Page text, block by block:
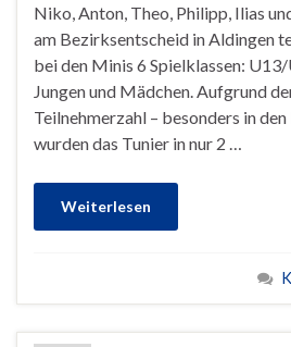
Niko, Anton, Theo, Philipp, Ilias
am Bezirksentscheid in Aldingen
bei den Minis 6 Spielklassen:
Jungen und Mädchen. Aufgrund
Teilnehmerzahl – besonders in
wurden das Tunier in nur 2 …
Weiterlesen